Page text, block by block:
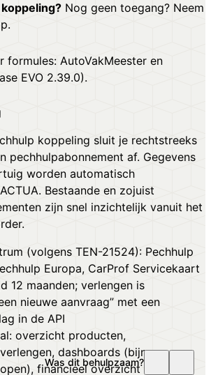
Was dit behulpzaam?
Nog geen toegang? Neem
.
formules: AutoVakMeester en
EVO 2.39.0).
koppeling sluit je rechtstreeks
pechhulpabonnement af. Gegevens
worden automatisch
Bestaande en zojuist
zijn snel inzichtelijk vanuit het
(volgens TEN-21524): Pechhulp
Europa, CarProf Servicekaart
12 maanden; verlengen is
nieuwe aanvraag” met een
in de API
overzicht producten,
dashboards (bijna
financieel overzicht